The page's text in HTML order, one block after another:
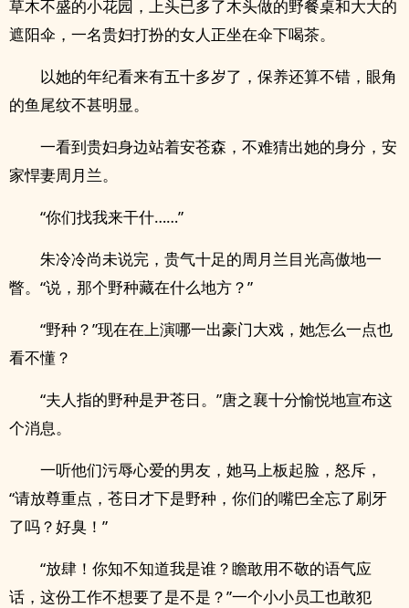
草木不盛的小花园，上头已多了木头做的野餐桌和大大的
遮阳伞，一名贵妇打扮的女人正坐在伞下喝茶。
以她的年纪看来有五十多岁了，保养还算不错，眼角
的鱼尾纹不甚明显。
一看到贵妇身边站着安苍森，不难猜出她的身分，安
家悍妻周月兰。
“你们找我来干什……”
朱冷冷尚未说完，贵气十足的周月兰目光高傲地一
瞥。“说，那个野种藏在什么地方？”
“野种？”现在在上演哪一出豪门大戏，她怎么一点也
看不懂？
“夫人指的野种是尹苍日。”唐之襄十分愉悦地宣布这
个消息。
一听他们污辱心爱的男友，她马上板起脸，怒斥，
“请放尊重点，苍日才下是野种，你们的嘴巴全忘了刷牙
了吗？好臭！”
“放肆！你知不知道我是谁？瞻敢用不敬的语气应
话，这份工作不想要了是不是？”一个小小员工也敢犯